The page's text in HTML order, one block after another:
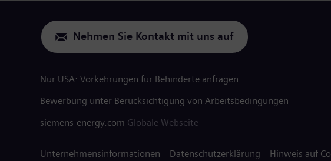
Nehmen Sie Kontakt mit uns auf
Nur USA: Vorkehrungen für Behinderte anfragen
Bewerbung unter Berücksichtigung von Arbeitsbedingungen
siemens-energy.com Globale Webseite
Unternehmensinformationen Datenschutzerklärung Hinweis auf